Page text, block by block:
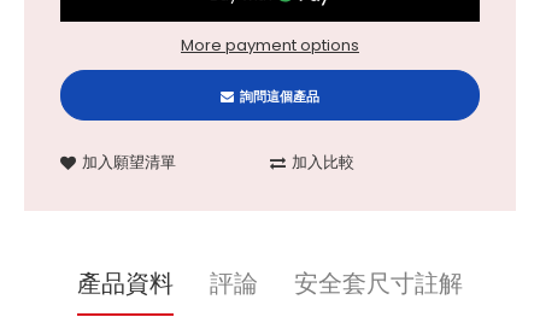
More payment options
詢問這個產品
加入願望清單 加入比較
產品資料 評論
安全套尺寸註解